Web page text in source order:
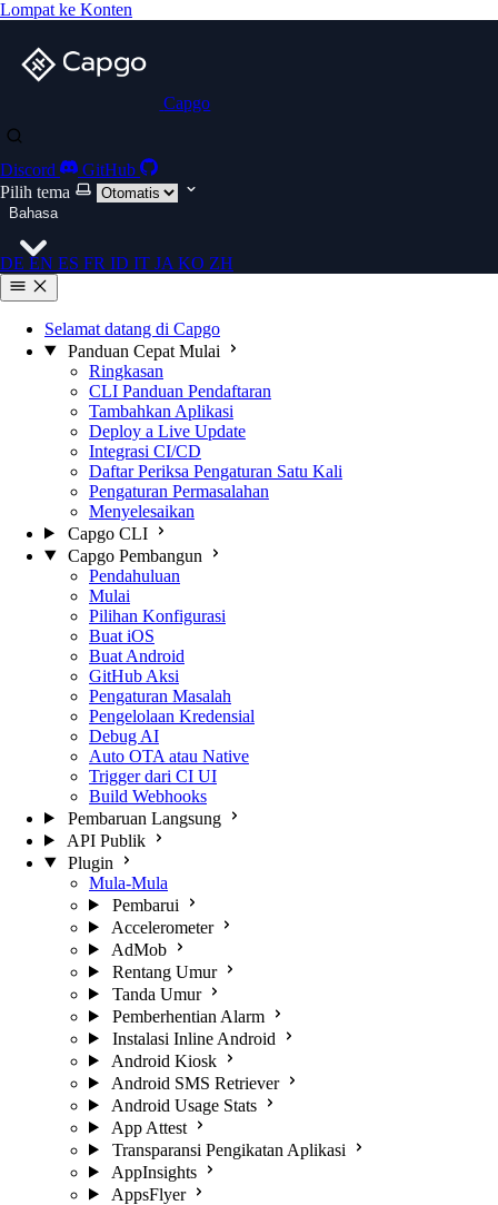
Lompat ke Konten
Capgo
Discord
GitHub
Pilih tema
Bahasa
DE EN ES FR ID IT JA KO ZH
Selamat datang di Capgo
Panduan Cepat Mulai
Ringkasan
CLI Panduan Pendaftaran
Tambahkan Aplikasi
Deploy a Live Update
Integrasi CI/CD
Daftar Periksa Pengaturan Satu Kali
Pengaturan Permasalahan
Menyelesaikan
Capgo CLI
Capgo Pembangun
Pendahuluan
Mulai
Pilihan Konfigurasi
Buat iOS
Buat Android
GitHub Aksi
Pengaturan Masalah
Pengelolaan Kredensial
Debug AI
Auto OTA atau Native
Trigger dari CI UI
Build Webhooks
Pembaruan Langsung
API Publik
Plugin
Mula-Mula
Pembarui
Accelerometer
AdMob
Rentang Umur
Tanda Umur
Pemberhentian Alarm
Instalasi Inline Android
Android Kiosk
Android SMS Retriever
Android Usage Stats
App Attest
Transparansi Pengikatan Aplikasi
AppInsights
AppsFlyer